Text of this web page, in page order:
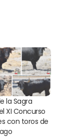
la Sagra
XI Concurso
con toros de